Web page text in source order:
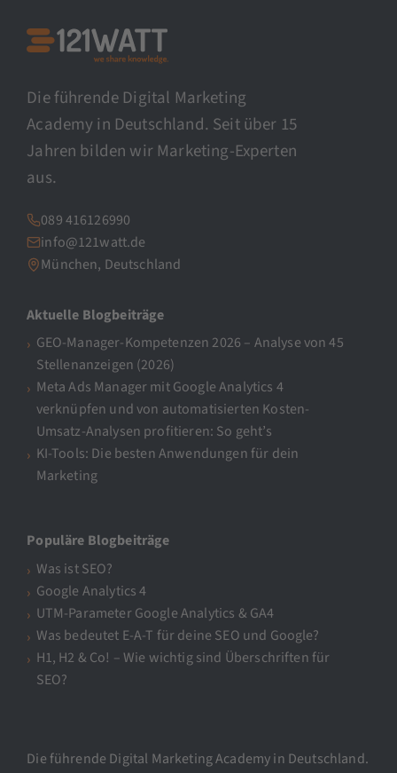
Die führende Digital Marketing
Academy in Deutschland. Seit über 15
Jahren bilden wir Marketing-Experten
aus.
089 416126990
info@121watt.de
München, Deutschland
Aktuelle Blogbeiträge
GEO-Manager-Kompetenzen 2026 – Analyse von 45
Stellenanzeigen (2026)
Meta Ads Manager mit Google Analytics 4
verknüpfen und von automatisierten Kosten-
Umsatz-Analysen profitieren: So geht’s
KI-Tools: Die besten Anwendungen für dein
Marketing
Populäre Blogbeiträge
Was ist SEO?
Google Analytics 4
UTM-Parameter Google Analytics & GA4
Was bedeutet E-A-T für deine SEO und Google?
H1, H2 & Co! – Wie wichtig sind Überschriften für
SEO?
Die führende Digital Marketing Academy in Deutschland.